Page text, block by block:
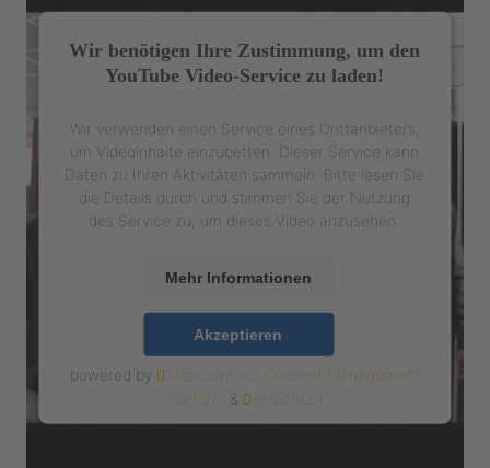
Wir benötigen Ihre Zustimmung, um den
YouTube Video-Service zu laden!
Wir verwenden einen Service eines Drittanbieters,
um Videoinhalte einzubetten. Dieser Service kann
Daten zu Ihren Aktivitäten sammeln. Bitte lesen Sie
die Details durch und stimmen Sie der Nutzung
des Service zu, um dieses Video anzusehen.
Mehr Informationen
Akzeptieren
powered by
Usercentrics Consent Management
Platform & eRecht24